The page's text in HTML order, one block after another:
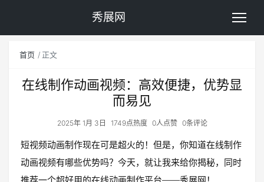
秀展网
首页 正文
在线制作动画视频：高效便捷，优势显
而易见
2025年 1月 3日 1749点热度 0人点赞 0条评论
短视频动画制作现在可是超火的！但是，你知道在线制作
动画视频有哪些优势吗？今天，就让我来给你揭秘，同时